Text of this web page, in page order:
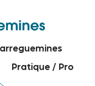
Pratique / Pro